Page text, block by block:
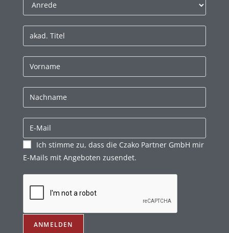
Ich stimme zu, dass die Czako Partner GmbH mir
E-Mails mit Angeboten zusendet.